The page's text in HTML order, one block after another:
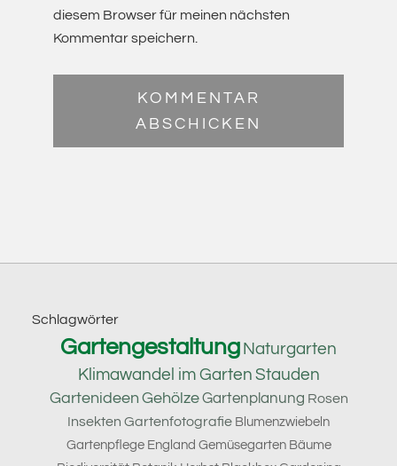
diesem Browser für meinen nächsten
Kommentar speichern.
Footer
Schlagwörter
Gartengestaltung Naturgarten
Klimawandel im Garten Stauden
Gartenideen GehölzeGartenplanung Rosen
Insekten Gartenfotografie Blumenzwiebeln
Gartenpflege England Gemüsegarten Bäume